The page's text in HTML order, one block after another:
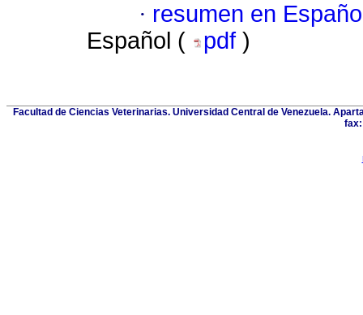
· resumen en
Español (
pdf )
Facultad de Ciencias Veterinarias. Universidad Central de Venezuela.
fax: